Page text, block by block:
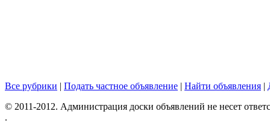
Все рубрики | Подать частное объявление | Найти объявления |
© 2011-2012. Администрация доски объявлений не несет
.